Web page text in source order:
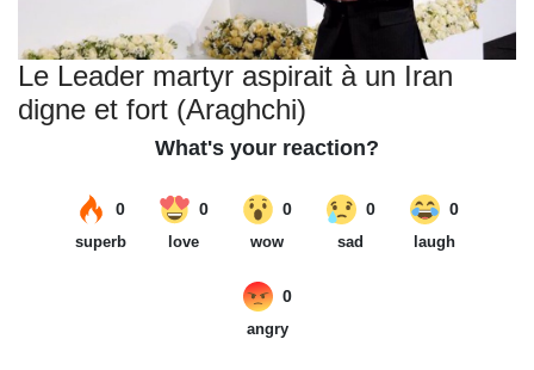
Le Leader martyr aspirait à un Iran
digne et fort (Araghchi)